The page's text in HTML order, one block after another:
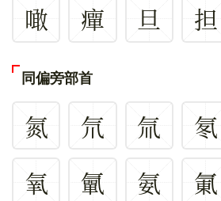
噉
癉 旦 担
同偏旁部首
氮 氘 氚 氡
氧
㲷 氨 氭